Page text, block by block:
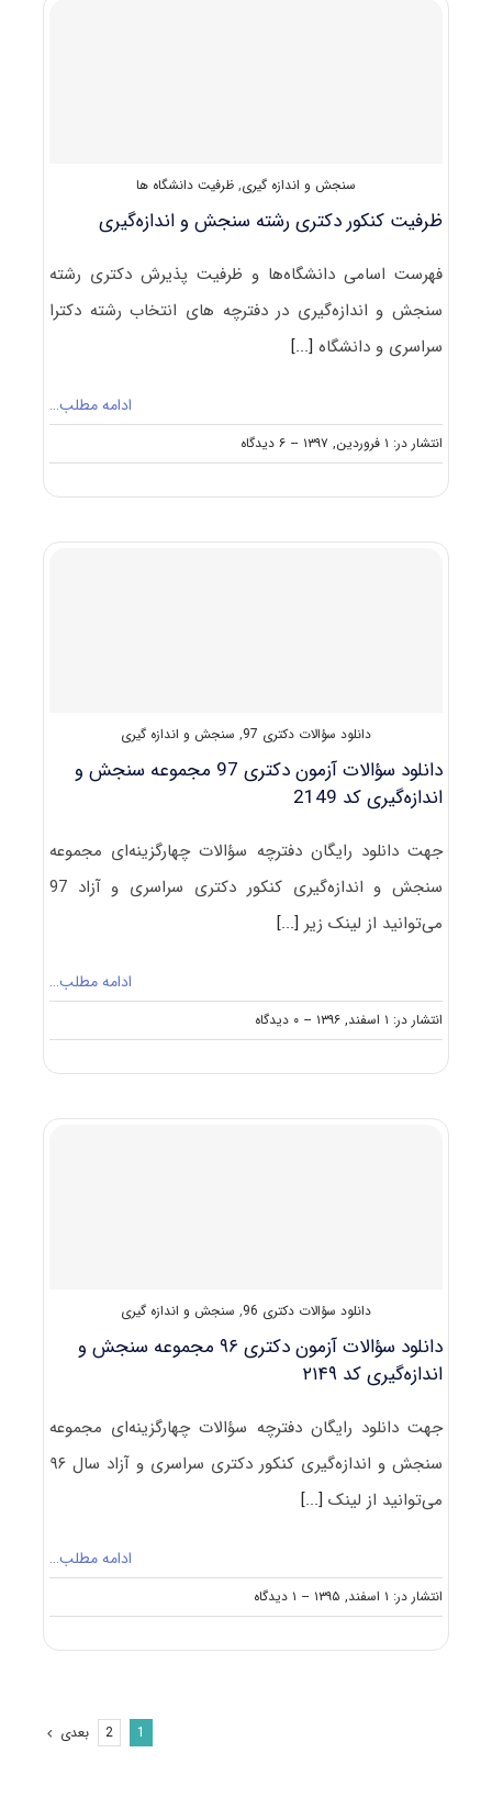
سنجش و اندازه گیری, ظرفیت دانشگاه ها
ظرفیت کنکور دکتری رشته ﺳﻨﺠﺶ و اﻧﺪازهﮔﻴﺮی
فهرست اسامی دانشگاه‌ها و ظرفیت پذیرش دکتری رشته
ﺳﻨﺠﺶ و اﻧﺪازهﮔﻴﺮی در دفترچه های انتخاب رشته دکترا
سراسری و دانشگاه[...]
ادامه مطلب…
انتشار در: ۱ فروردین, ۱۳۹۷ -- ۶ دیدگاه
on
ظرفیت
ﺳﻨﺠﺶ
دانلود سؤالات دکتری 97 , سنجش و اندازه گیری
دانلود سؤالات آزمون دکتری 97 مجموعه سنجش و
اندازه‌گیری کد 2149
جهت دانلود رایگان دفترچه سؤالات چهارگزینه‌ای مجموعه
سنجش و اندازه‌گیری کنکور دکتری سراسری و آزاد 97
می‌توانید از لینک زیر [...]
ادامه مطلب…
انتشار در: ۱ اسفند, ۱۳۹۶ -- ۰ دیدگاه
on
دانلود
۹۷
دانلود سؤالات دکتری 96 , سنجش و اندازه گیری
دانلود سؤالات آزمون دکتری ۹۶ مجموعه سنجش و
اندازه‌گیری کد ۲۱۴۹
جهت دانلود رایگان دفترچه سؤالات چهارگزینه‌ای مجموعه
سنجش و اندازه‌گیری کنکور دکتری سراسری و آزاد سال ۹۶
می‌توانید از لینک[...]
ادامه مطلب…
انتشار در: ۱ اسفند, ۱۳۹۵ -- ۱ دیدگاه
on
دانلود
1
2 بعدی